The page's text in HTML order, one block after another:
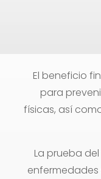
El beneficio
para
físicas, así
La prueba